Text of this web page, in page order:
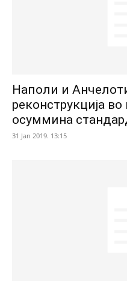
Наполи и
реконструкција во
осуммина
31 Jan 2019. 13:15